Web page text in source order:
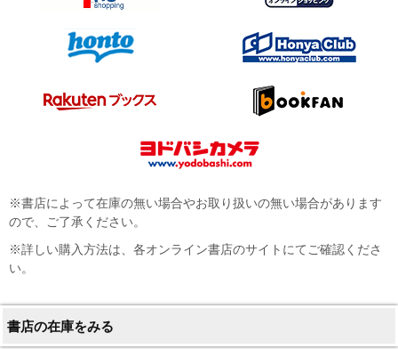
※書店によって在庫の無い場合やお取り扱いの無い場合があります
ので、ご了承ください。
※詳しい購入方法は、各オンライン書店のサイトにてご確認くださ
い。
書店の在庫をみる